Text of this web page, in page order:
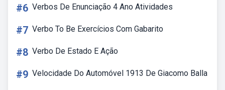
#6 Verbos De Enunciação 4 Ano Atividades
#7 Verbo To Be Exercícios Com Gabarito
#8 Verbo De Estado E Ação
#9 Velocidade Do Automóvel 1913 De Giacomo Balla